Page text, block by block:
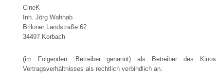
CineK
Inh. Jörg Wahhab
Briloner Landstraße 62
34497 Korbach
(im Folgenden: Betreiber genannt) als Betreiber des
Vertragsverhältnisses als rechtlich verbindlich an.